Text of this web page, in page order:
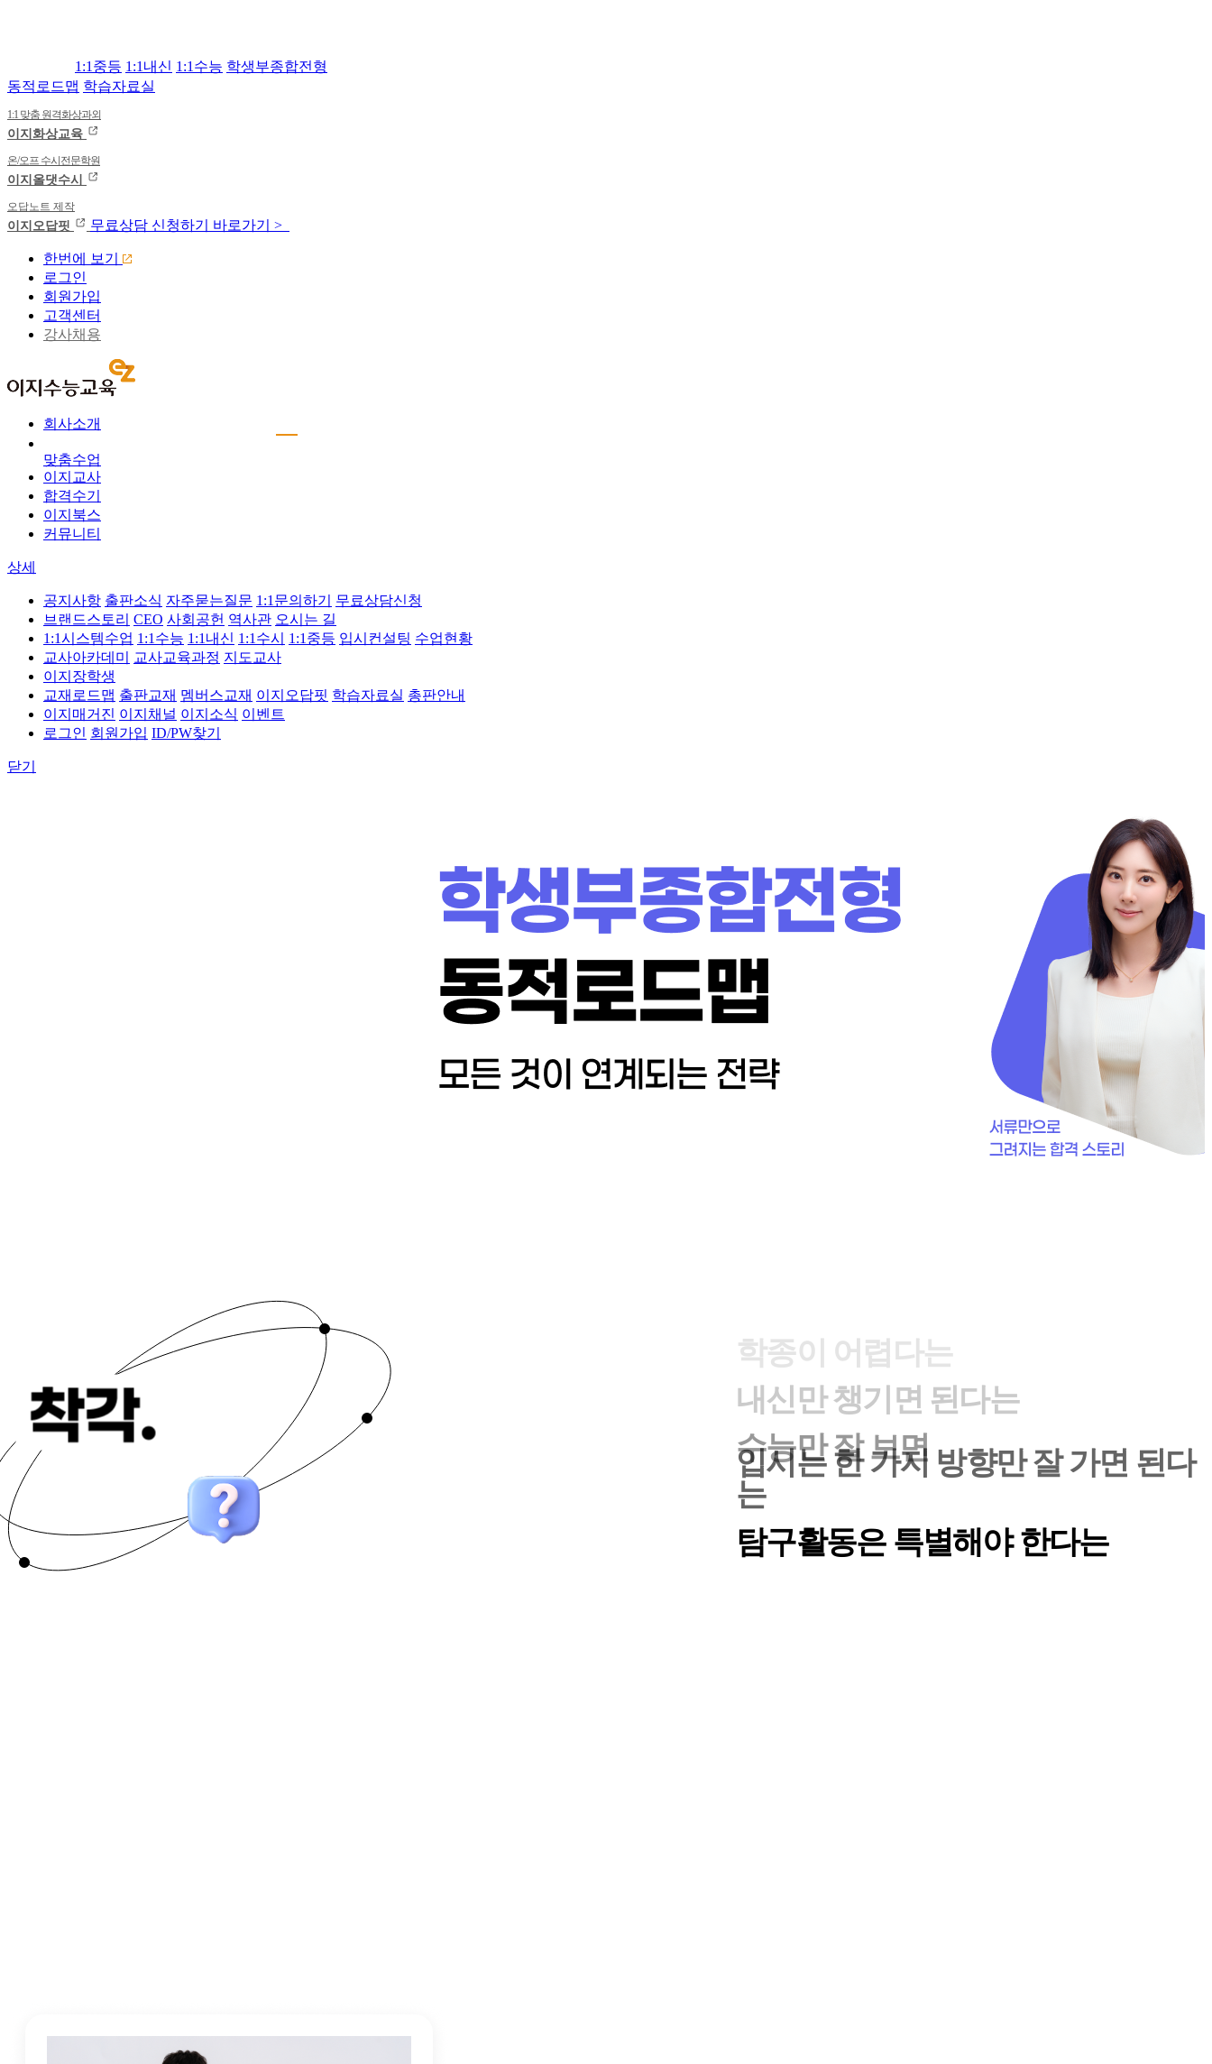
1:1중등 1:1내신 1:1수능 학생부종합전형
동적로드맵 학습자료실
1:1 맞춤 원격화상과외
이지화상교육
온/오프 수시전문학원
이지올댓수시
오답노트 제작
이지오답핏 무료상담 신청하기 바로가기 >
한번에 보기
로그인
회원가입
고객센터
강사채용
회사소개
맞춤수업
이지교사
합격수기
이지북스
커뮤니티
상세
공지사항 출판소식 자주묻는질문 1:1문의하기
무료상담신청
브랜드스토리 CEO 사회공헌 역사관 오시는 길
1:1시스템수업 1:1수능 1:1내신 1:1수시 1:1중등 입시컨설팅 수업현황
교사아카데미
교사교육과정 지도교사
이지장학생
교재로드맵 출판교재 멤버스교재 이지오답핏 학습자료실 총판안내
이지매거진 이지채널 이지소식 이벤트
로그인 회원가입 ID/PW찾기
닫기
탐구활동은 특별해야 한다는
입시는 한 가지 방향만 잘 가면 된다
는
수능만 잘 보면
내신만 챙기면 된다는